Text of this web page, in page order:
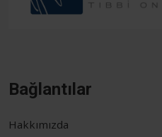
Bağlantılar
Hakkımızda